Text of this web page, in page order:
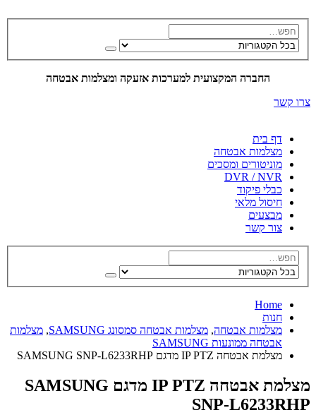
החברה המקצועית למערכות אזעקה ומצלמות אבטחה
צרו קשר
דף בית
מצלמות אבטחה
מוניטורים ומסכים
DVR / NVR
כבלי פיקוד
חיסול מלאי
מבצעים
צור קשר
Home
חנות
מצלמות אבטחה, מצלמות אבטחה סמסונג SAMSUNG , מצלמות
אבטחה ממונעות SAMSUNG
מצלמת אבטחה IP PTZ מדגם SAMSUNG SNP-L6233RHP
מצלמת אבטחה IP PTZ מדגם SAMSUNG
SNP-L6233RHP